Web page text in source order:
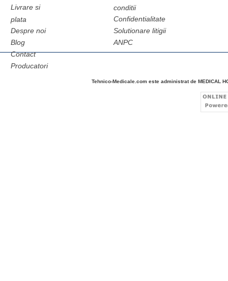
Livrare si
plata
Despre noi
Blog
Contact
Producatori
conditii
Confidentialitate
Solutionare litigii
ANPC
Tehnico-Medicale.com este administrat de MEDICAL